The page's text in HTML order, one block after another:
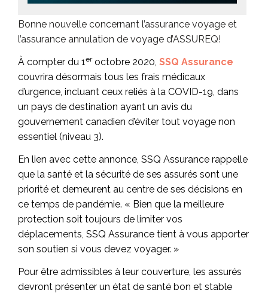
Bonne nouvelle concernant l’assurance voyage et
l’assurance annulation de voyage d’ASSUREQ!
À compter du 1eroctobre 2020, SSQ Assurance
couvrira désormais tous les frais médicaux
d’urgence, incluant ceux reliés à la COVID-19, dans
un pays de destination ayant un avis du
gouvernement canadien d’éviter tout voyage non
essentiel (niveau 3).
En lien avec cette annonce, SSQ Assurance rappelle
que la santé et la sécurité de ses assurés sont une
priorité et demeurent au centre de ses décisions en
ce temps de pandémie. « Bien que la meilleure
protection soit toujours de limiter vos
déplacements, SSQ Assurance tient à vous apporter
son soutien si vous devez voyager. »
Pour être admissibles à leur couverture, les assurés
devront présenter un état de santé bon et stable